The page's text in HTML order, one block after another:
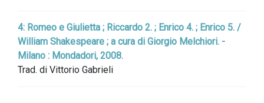
4: Romeo e Giulietta ; Riccardo 2. ; Enrico 4. ; Enrico 5. /
William Shakespeare ; a cura di Giorgio Melchiori. -
Milano : Mondadori, 2008.
Trad. di Vittorio Gabrieli